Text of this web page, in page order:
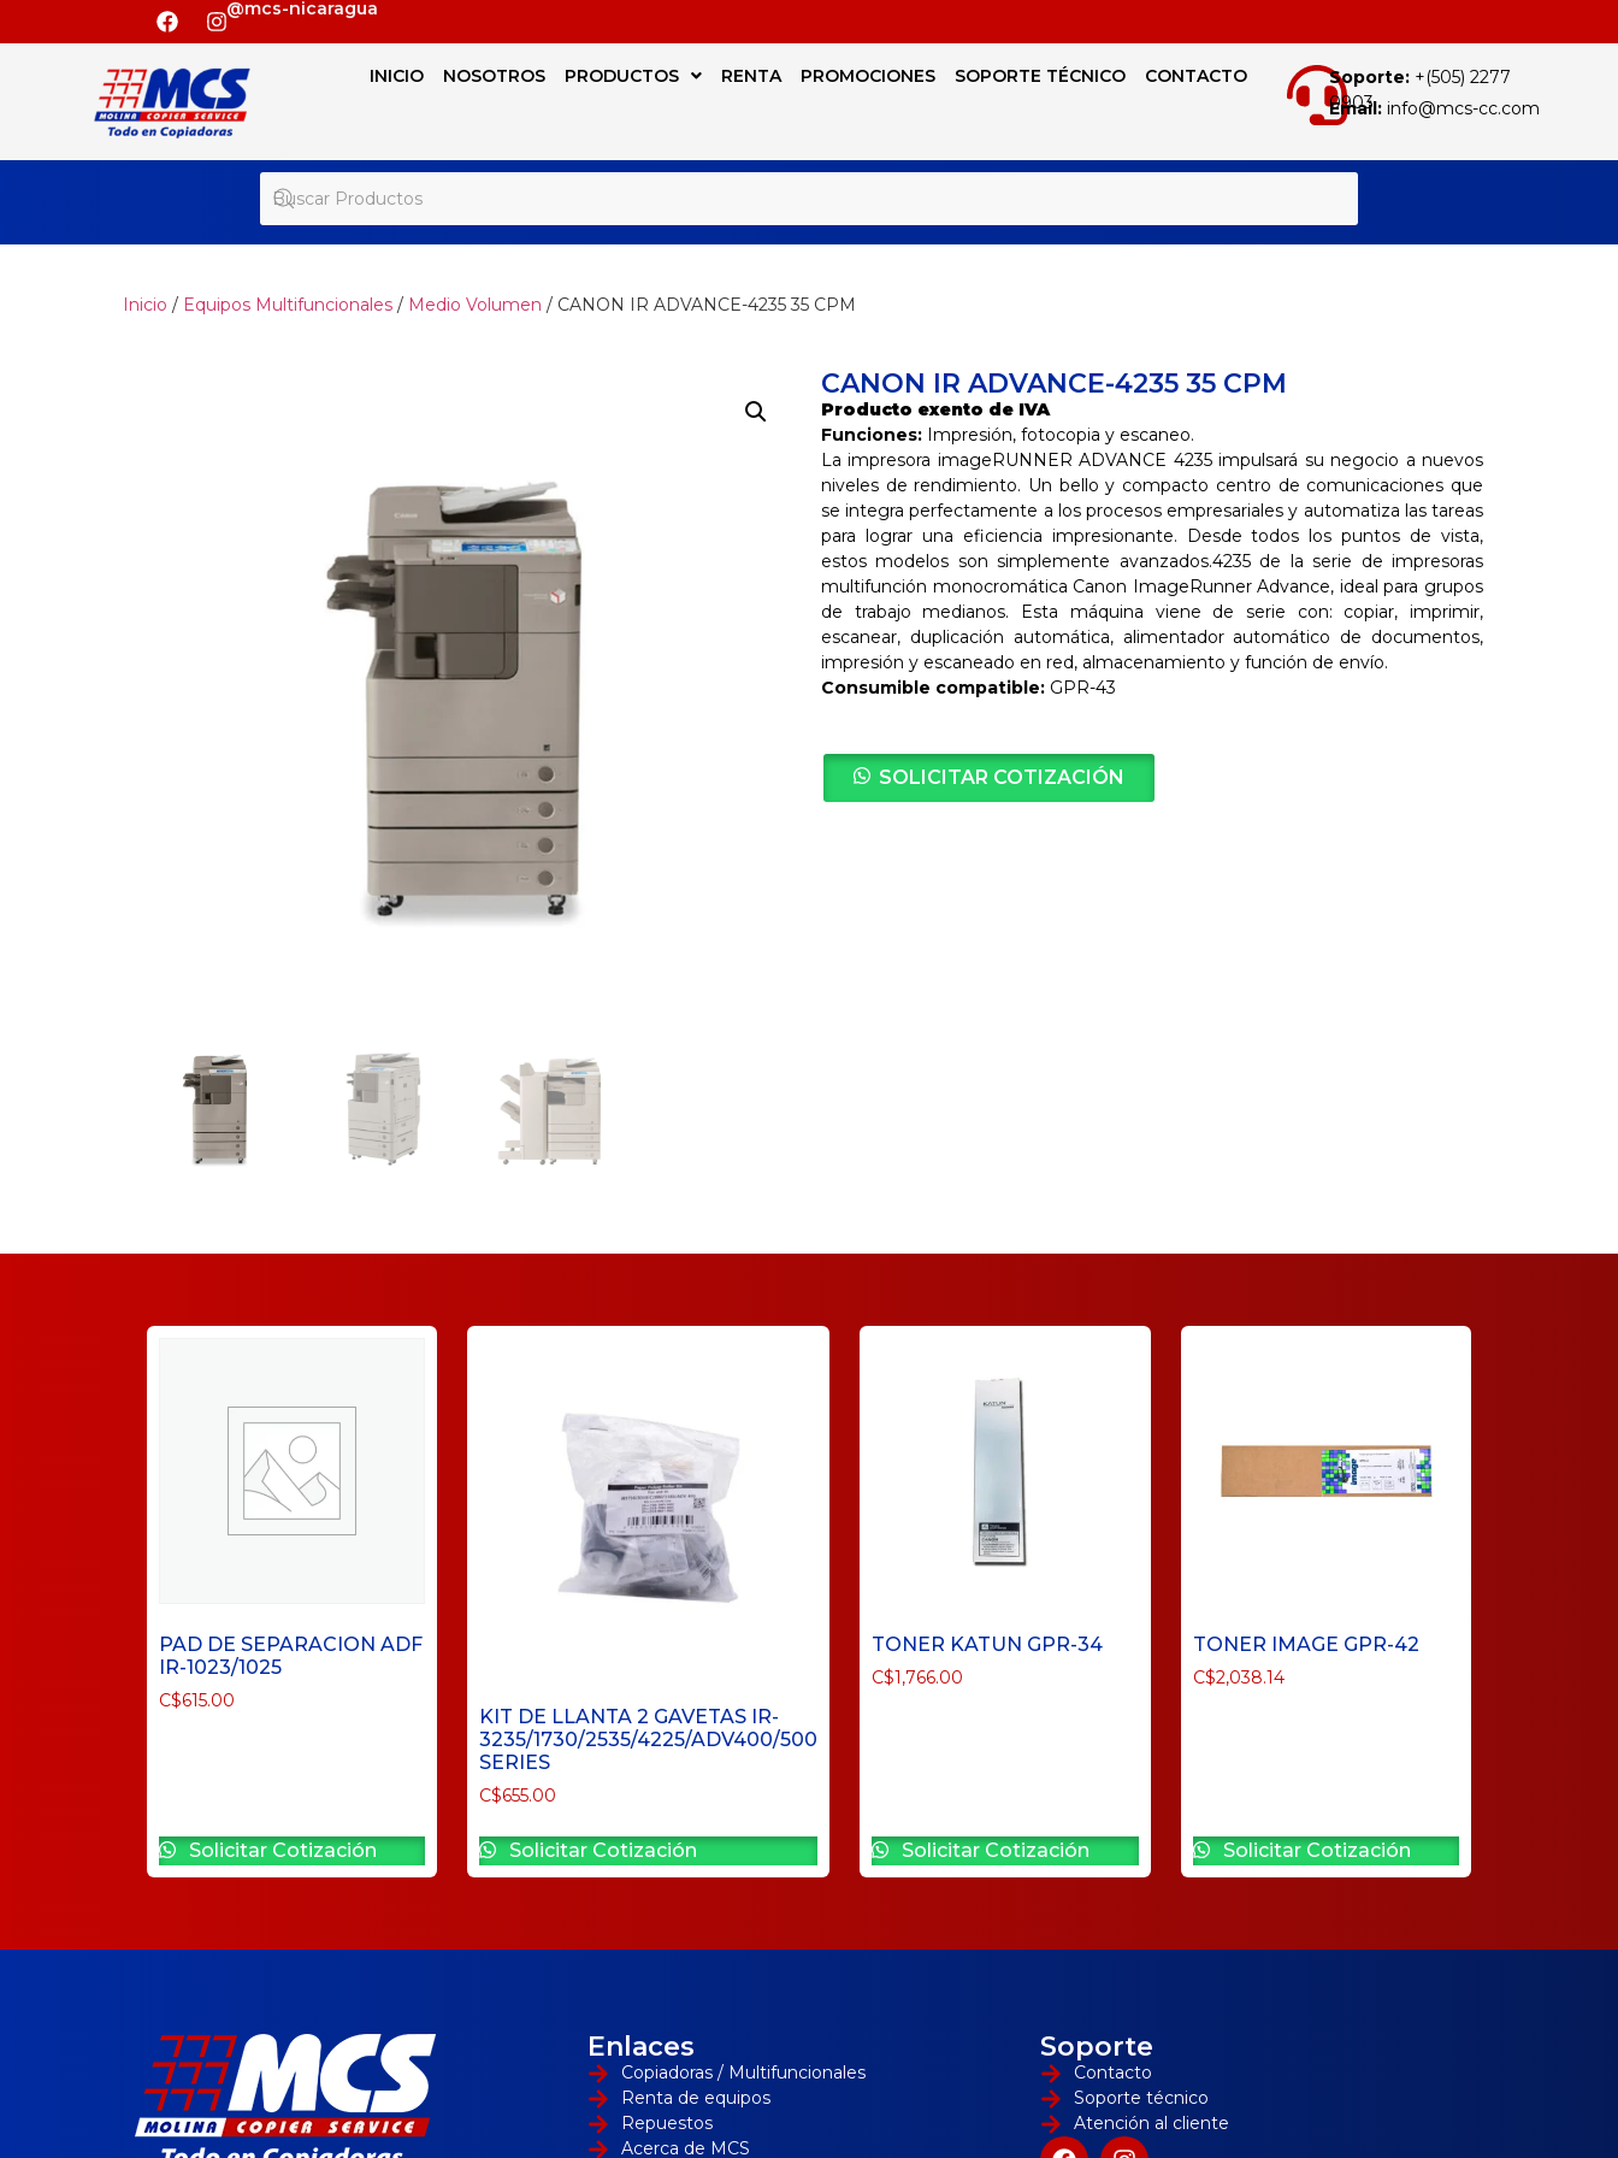
@mcs-nicaragua
INICIO NOSOTROS PRODUCTOS RENTA PROMOCIONES SOPORTE TÉCNICO CONTACTO Soporte:+(505) 2277
0903
Email:info@mcs-cc.com
Inicio / Equipos Multifuncionales / Medio Volumen / CANON IR ADVANCE-4235 35 CPM
CANON IR ADVANCE-4235 35 CPM
Producto exento de IVA
Funciones: Impresión, fotocopia y escaneo.
La impresora imageRUNNER ADVANCE 4235 impulsará su negocio a nuevos
niveles de rendimiento. Un bello y compacto centro de comunicaciones que
se integra perfectamente a los procesos empresariales y automatiza las tareas
para lograr una eficiencia impresionante. Desde todos los puntos de vista,
estos modelos son simplemente avanzados.4235 de la serie de impresoras
multifunción monocromática Canon ImageRunner Advance, ideal para grupos
de trabajo medianos. Esta máquina viene de serie con: copiar, imprimir,
escanear, duplicación automática, alimentador automático de documentos,
impresión y escaneado en red, almacenamiento y función de envío.
Consumible compatible: GPR-43
SOLICITAR COTIZACIÓN
PAD DE SEPARACION ADF
IR-1023/1025
C$615.00
Solicitar Cotización
KIT DE LLANTA 2 GAVETAS IR-
3235/1730/2535/4225/ADV400/500
SERIES
C$655.00
Solicitar Cotización
TONER KATUN GPR-34
C$1,766.00
Solicitar Cotización
TONER IMAGE GPR-42
C$2,038.14
Solicitar Cotización
Enlaces
Copiadoras / Multifuncionales
Renta de equipos
Repuestos
Acerca de MCS
Soporte
Contacto
Soporte técnico
Atención al cliente